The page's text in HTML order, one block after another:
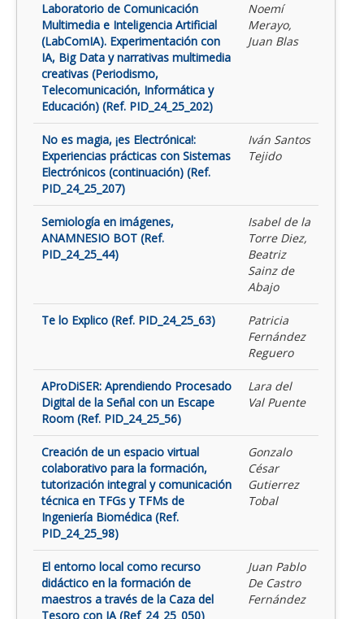
Laboratorio de Comunicación
Multimedia e Inteligencia Artificial
(LabComIA). Experimentación con
IA, Big Data y narrativas multimedia
creativas (Periodismo,
Telecomunicación, Informática y
Educación) (Ref. PID_24_25_202)
Noemí
Merayo,
Juan Blas
No es magia, ¡es Electrónica!:
Experiencias prácticas con Sistemas
Electrónicos (continuación) (Ref.
PID_24_25_207)
Iván Santos
Tejido
Semiología en imágenes,
ANAMNESIO BOT (Ref.
PID_24_25_44)
Isabel de la
Torre Diez,
Beatriz
Sainz de
Abajo
Te lo Explico (Ref. PID_24_25_63)
Patricia
Fernández
Reguero
AProDiSER: Aprendiendo Procesado
Digital de la Señal con un Escape
Room (Ref. PID_24_25_56)
Lara del
Val Puente
Creación de un espacio virtual
colaborativo para la formación,
tutorización integral y comunicación
técnica en TFGs y TFMs de
Ingeniería Biomédica (Ref.
PID_24_25_98)
Gonzalo
César
Gutierrez
Tobal
El entorno local como recurso
didáctico en la formación de
maestros a través de la Caza del
Tesoro con IA (Ref_24_25_050)
Juan Pablo
De Castro
Fernández